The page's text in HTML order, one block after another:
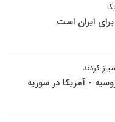
ایران است
کردند
- آمریکا در سوریه